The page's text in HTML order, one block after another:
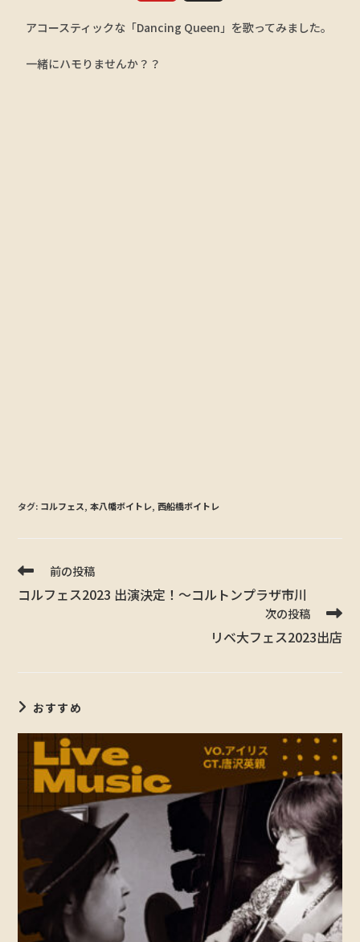
アコースティックな「Dancing Queen」を歌ってみました。
一緒にハモりませんか？？
タグ: コルフェス, 本八幡ボイトレ, 西船橋ボイトレ
前の投稿
コルフェス2023 出演決定！〜コルトンプラザ市川
次の投稿
リベ大フェス2023出店
おすすめ